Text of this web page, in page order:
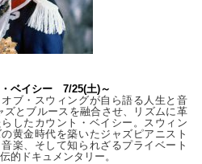
ベイシー 7/25(土)～
ブ・スウィングが自ら語る人生と音
ズとブルースを融合させ、リズムに革
したカウント・ベイシー。スウィン
黄金時代を築いたジャズピアニスト
楽、そして知られざるプライベート
的ドキュメンタリー。